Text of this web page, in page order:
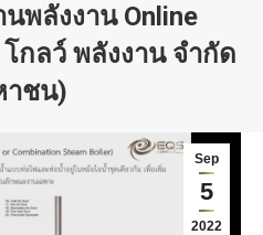
พลังงาน Online
กลว์ พลังงาน จำกัด
าชน)
Sep
5
2022